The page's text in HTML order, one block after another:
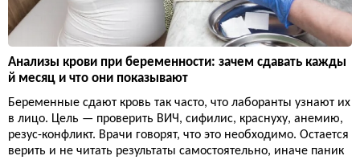
Анализы крови при беременности: зачем сдавать кажды
й месяц и что они показывают
Беременные сдают кровь так часто, что лаборанты узнают их
в лицо. Цель — проверить ВИЧ, сифилис, краснуху, анемию,
резус-конфликт. Врачи говорят, что это необходимо. Остается
верить и не читать результаты самостоятельно, иначе паник